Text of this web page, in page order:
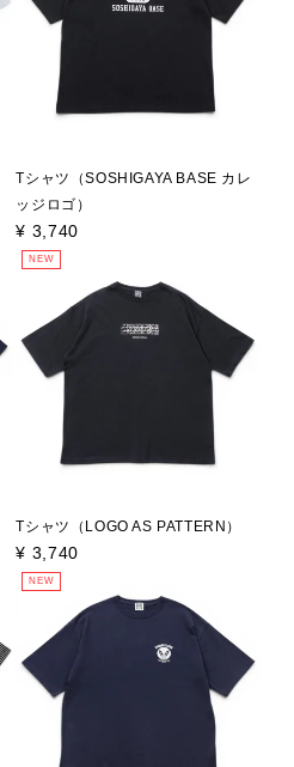
Tシャツ（SOSHIGAYA BASE カレ
ッジロゴ）
¥ 3,740
NEW
Tシャツ（LOGO AS PATTERN）
¥ 3,740
NEW